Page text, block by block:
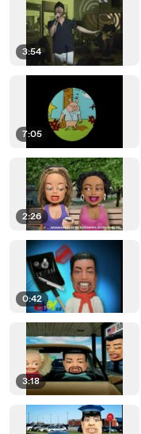
3:54
7:05
2:26
0:42
3:18